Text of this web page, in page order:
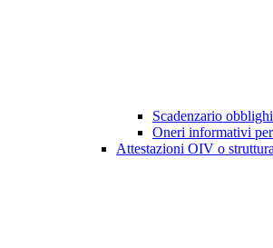
Scadenzario
Oneri informativi
Attestazioni OIV o